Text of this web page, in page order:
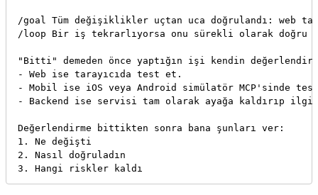
/goal Tüm değişiklikler uçtan uca doğrulandı:
/loop Bir iş tekrarlıyorsa onu sürekli olarak doğru
"Bitti" demeden önce yaptığın işi kendin
- Web ise tarayıcıda test et.
- Mobil ise iOS veya Android simülatör MCP'sinde
- Backend ise servisi tam olarak ayağa kaldırıp
Değerlendirme bittikten sonra bana şunları ver:
1. Ne değişti
2. Nasıl doğruladın